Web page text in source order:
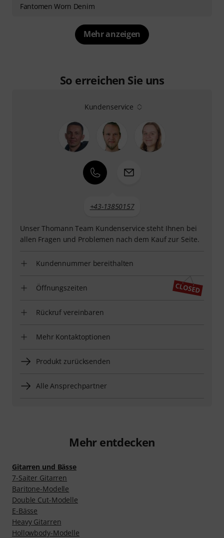
Fantomen Worn Denim
Mehr anzeigen
So erreichen Sie uns
Kundenservice
+43-13850157
Unser Thomann Team Kundenservice steht Ihnen bei
allen Fragen und Problemen nach dem Kauf zur Seite.
Kundennummer bereithalten
Öffnungszeiten
Rückruf vereinbaren
Mehr Kontaktoptionen
Produkt zurücksenden
Alle Ansprechpartner
Mehr entdecken
Gitarren und Bässe
7-Saiter Gitarren
Baritone-Modelle
Double Cut-Modelle
E-Bässe
Heavy Gitarren
Hollowbody-Modelle